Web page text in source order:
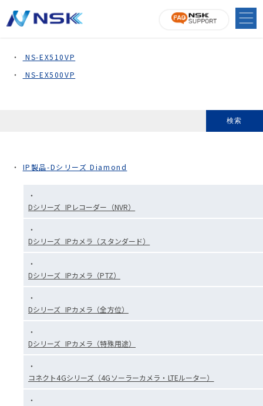
ドームカメラ
NS-EX510VP
NS-EX500VP
IP製品-Dシリーズ Diamond
Dシリーズ_IPレコーダー（NVR）
Dシリーズ_IPカメラ（スタンダード）
Dシリーズ_IPカメラ（PTZ）
Dシリーズ_IPカメラ（全方位）
Dシリーズ_IPカメラ（特殊用途）
コネクト4Gシリーズ（4Gソーラーカメラ・LTEルーター）